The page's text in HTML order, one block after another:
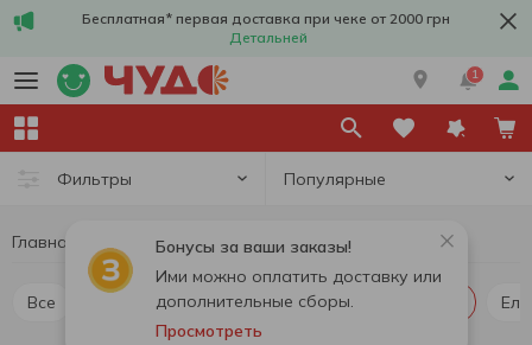
Бесплатная* первая доставка при чеке от 2000 грн
Детальней
1
Фильтры Популярные
Бонусы за ваши заказы!
Ими можно оплатить доставку или
дополнительные сборы.
Просмотреть
Главная Алкоголь Пиво Пилснер
Все Пиво светлое Пиво темное Ель